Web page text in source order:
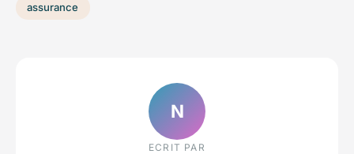
assurance
N
ECRIT PAR